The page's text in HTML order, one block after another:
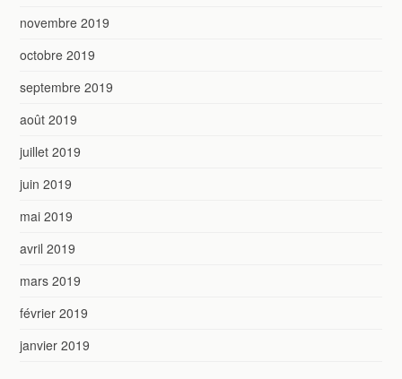
novembre 2019
octobre 2019
septembre 2019
août 2019
juillet 2019
juin 2019
mai 2019
avril 2019
mars 2019
février 2019
janvier 2019